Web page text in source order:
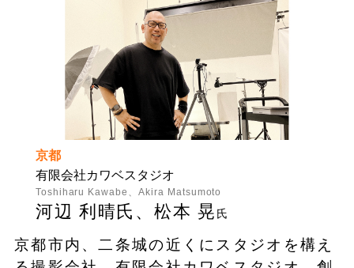
京都
有限会社カワベスタジオ
Toshiharu Kawabe、Akira Matsumoto
河辺 利晴氏、松本 晃 氏
京都市内、二条城の近くにスタジオを構え